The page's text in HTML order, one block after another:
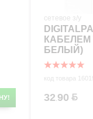
сетевое з/у
КАБЕЛЕМ
БЕЛЫЙ)
код товара
32.90